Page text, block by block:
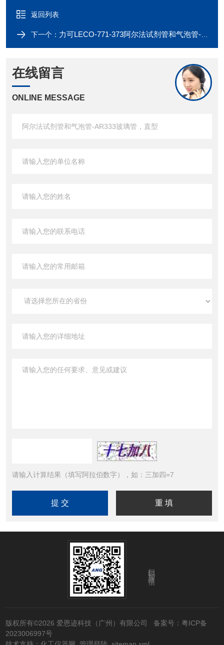
返回列表
下一个： 力可LECO-771-373阿尔法试剂管和气泡管-AR373干燥管，直型
在线留言
ONLINE MESSAGE
请输入计算结果（填写阿拉伯数字），如：三加四=7
扫码加微信
版权所有©2026 爱恩迹科技（广州）有限公司 备案号：粤ICP备
2023006997号